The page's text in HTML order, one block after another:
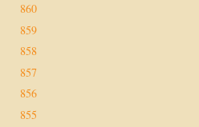
860
859
858
857
856
855